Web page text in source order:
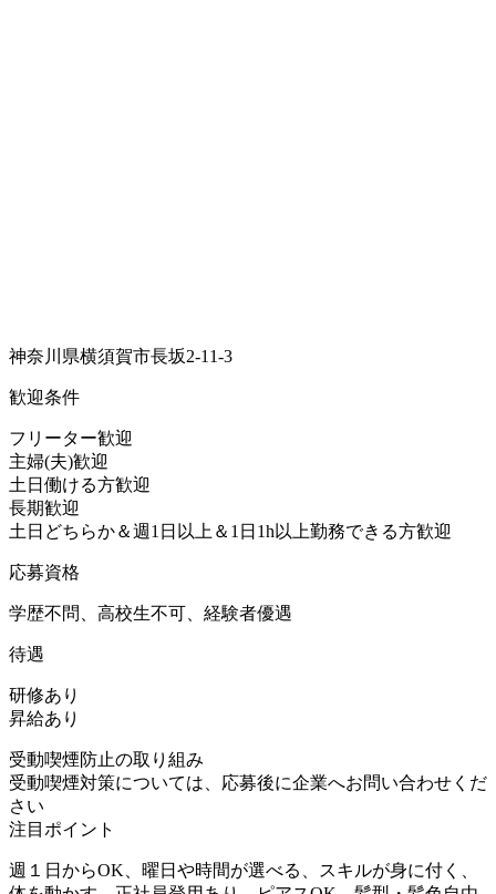
神奈川県横須賀市長坂2-11-3
歓迎条件
フリーター歓迎
主婦(夫)歓迎
土日働ける方歓迎
長期歓迎
土日どちらか＆週1日以上＆1日1h以上勤務できる方歓迎
応募資格
学歴不問、高校生不可、経験者優遇
待遇
研修あり
昇給あり
受動喫煙防止の取り組み
受動喫煙対策については、応募後に企業へお問い合わせくだ
さい
注目ポイント
週１日からOK、曜日や時間が選べる、スキルが身に付く、